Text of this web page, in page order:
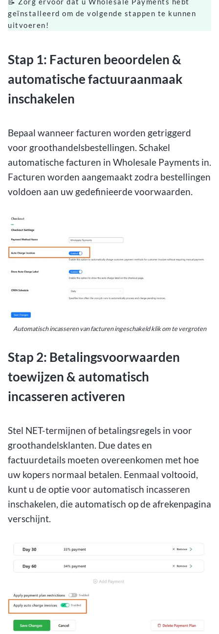
geïnstalleerd om de volgende stappen te kunnen
uitvoeren!
Stap 1: Facturen beoordelen &
automatische factuuraanmaak
inschakelen
Bepaal wanneer facturen worden getriggerd
voor groothandelsbestellingen. Schakel
automatische facturen in Wholesale Payments in.
Facturen worden aangemaakt zodra bestellingen
voldoen aan uw gedefinieerde voorwaarden.
Automatisch incasseren van facturen ingeschakeld klik om te vergroten
Stap 2: Betalingsvoorwaarden
toewijzen & automatisch
incasseren activeren
Stel NET-termijnen of betalingsregels in voor
groothandelsklanten. Due dates en
factuurdetails moeten overeenkomen met hoe
uw kopers normaal betalen. Eenmaal voltooid,
kunt u de optie voor automatisch incasseren
inschakelen, die automatisch op de afrekenpagina
verschijnt.